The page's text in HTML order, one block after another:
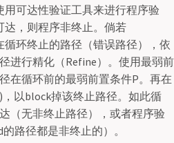
可达性验证工具来进行程序验
，则程序非终止。倘若
环终止的路径（错误路径），依
进行精化（Refine）。使用最弱前
在循环前的最弱前置条件P。再在
以block掉该终止路径。如此循
（无非终止路径），或者程序验
路径都是非终止的）。